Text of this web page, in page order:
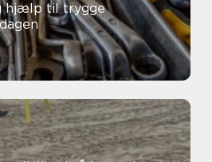
hjælp til trygge